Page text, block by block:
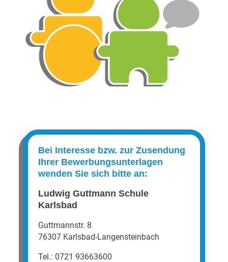
Bei Interesse bzw. zur Zusendung
Ihrer Bewerbungsunterlagen
wenden Sie sich bitte an:
Ludwig Guttmann Schule
Karlsbad
Guttmannstr. 8
76307 Karlsbad-Langensteinbach
Tel.: 0721 93663600